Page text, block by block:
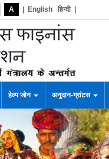
A English हिन्दी|
हेल्प जोन अनुदान-ग्रांटस